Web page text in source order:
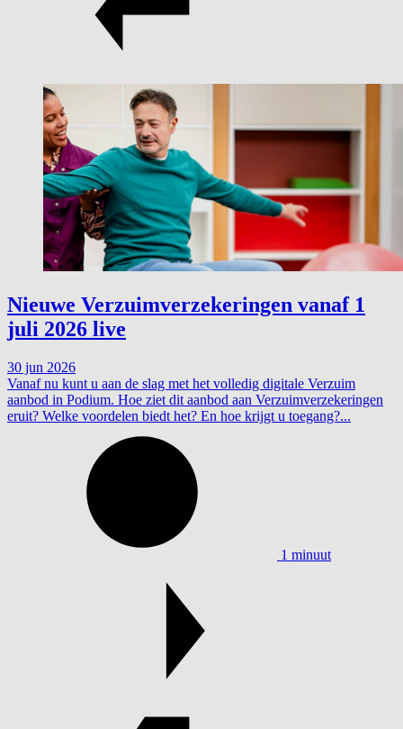
Nieuwe Verzuimverzekeringen vanaf 1
juli 2026 live
30 jun 2026
Vanaf nu kunt u aan de slag met het volledig digitale Verzuim
aanbod in Podium. Hoe ziet dit aanbod aan Verzuimverzekeringen
eruit? Welke voordelen biedt het? En hoe krijgt u toegang?...
1 minuut